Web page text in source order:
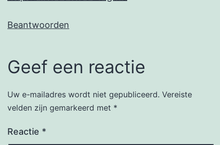
Beantwoorden
Geef een reactie
Uw e-mailadres wordt niet gepubliceerd. Vereiste
velden zijn gemarkeerd met *
Reactie *